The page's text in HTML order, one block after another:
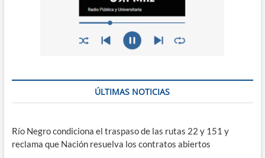
ÚLTIMAS NOTICIAS
Río Negro condiciona el traspaso de las rutas 22 y 151 y
reclama que Nación resuelva los contratos abiertos